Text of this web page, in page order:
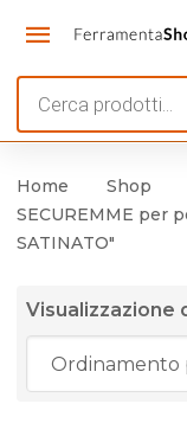
search
Home Shop
SECUREMME per
SATINATO"
Visualizzazione